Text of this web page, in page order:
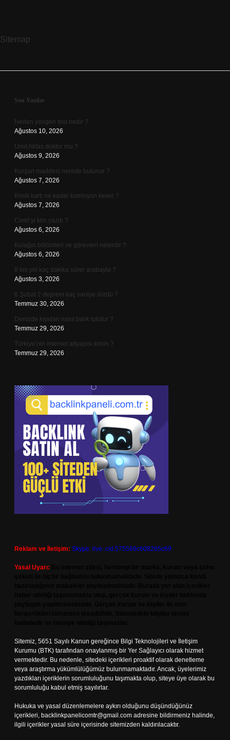
Sitemap
Sidebar
Son Yazılar
Neden yengen tost nedir ?
Ağustos 10, 2026
Umit Aktas doktor mu ?
Ağustos 9, 2026
Kurşun maddesi nerede bulunur ?
Ağustos 7, 2026
Kredi kartı ne kadar komisyon keser ?
Ağustos 7, 2026
Cimri’yi kim yazdı ?
Ağustos 6, 2026
Kulağın bölümleri ve görevleri nelerdir ?
Ağustos 6, 2026
8 km yol kaç dakika sürer arabayla ?
Ağustos 3, 2026
6 Şubat 2 deprem kaç saniye sürdü ?
Temmuz 30, 2026
Denizde kıyıdan nasıl balık tutulur ?
Temmuz 29, 2026
Türkiye’nin internet altyapısı kimin ?
Temmuz 29, 2026
Reklam ve İletişim: Skype: live:.cid.575569c608265c69
Yasal Uyarı:
Sitemiz, 5651 Sayılı Kanun gereğince Bilgi Teknolojileri ve İletişim
Kurumu (BTK) tarafından onaylanmış bir Yer Sağlayıcı olarak hizmet
vermektedir. Bu nedenle, sitedeki içerikleri proaktif olarak denetleme
veya araştırma yükümlülüğümüz bulunmamaktadır. Ancak, üyelerimiz
yazdıkları içeriklerin sorumluluğunu taşımakta olup, siteye üye olarak bu
sorumluluğu kabul etmiş sayılırlar.
Hukuka ve yasal düzenlemelere aykırı olduğunu düşündüğünüz
içerikleri, backlinkpanelicomtr@gmail.com adresine bildirmeniz halinde,
ilgili içerikler yasal süre içerisinde sitemizden kaldırılacaktır.